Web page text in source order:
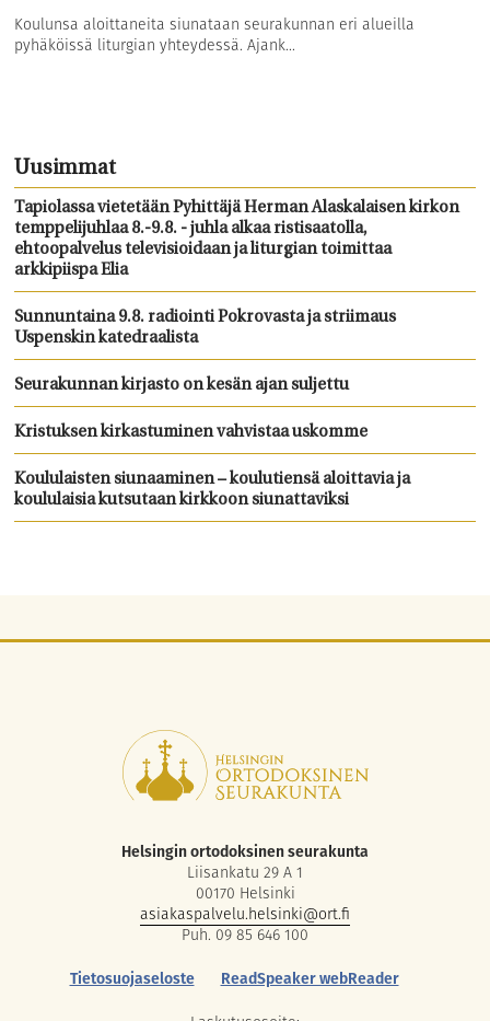
Koulunsa aloittaneita siunataan seurakunnan eri alueilla
pyhäköissä liturgian yhteydessä. Ajank...
Uusimmat
Tapiolassa vietetään Pyhittäjä Herman Alaskalaisen kirkon
temppelijuhlaa 8.-9.8. - juhla alkaa ristisaatolla,
ehtoopalvelus televisioidaan ja liturgian toimittaa
arkkipiispa Elia
Sunnuntaina 9.8. radiointi Pokrovasta ja striimaus
Uspenskin katedraalista
Seurakunnan kirjasto on kesän ajan suljettu
Kristuksen kirkastuminen vahvistaa uskomme
Koululaisten siunaaminen – koulutiensä aloittavia ja
koululaisia kutsutaan kirkkoon siunattaviksi
Helsingin ortodoksinen seurakunta
Liisankatu 29 A 1
00170 Helsinki
asiakaspalvelu.helsinki@ort.fi
Puh. 09 85 646 100
Tietosuojaseloste
ReadSpeaker webReader